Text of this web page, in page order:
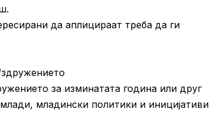
да аплицираат треба да ги
за изминатата година или друг
младински политики и иницијативи